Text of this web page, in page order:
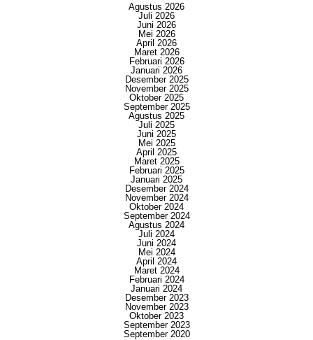
Agustus 2026
Juli 2026
Juni 2026
Mei 2026
April 2026
Maret 2026
Februari 2026
Januari 2026
Desember 2025
November 2025
Oktober 2025
September 2025
Agustus 2025
Juli 2025
Juni 2025
Mei 2025
April 2025
Maret 2025
Februari 2025
Januari 2025
Desember 2024
November 2024
Oktober 2024
September 2024
Agustus 2024
Juli 2024
Juni 2024
Mei 2024
April 2024
Maret 2024
Februari 2024
Januari 2024
Desember 2023
November 2023
Oktober 2023
September 2023
September 2020